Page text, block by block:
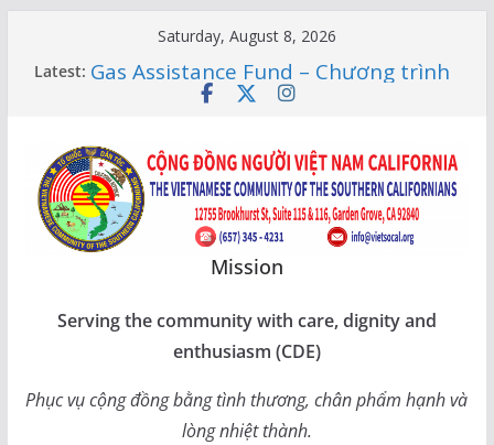
Saturday, August 8, 2026
Latest: Gas Assistance Fund – Chương trình
giúp đỡ tiền Socalgas
Citizenship Flashcard Apps – Ứng
Dụng Ôn Thi Quốc Tịch 2026
Human Rights Update in Vietnam
XUÂN SUNG TÚC – TẾT SẺ CHIA
CÙNG CÁC BẬC CAO NIÊN TẠI
Mission
Serving the community with care, dignity and
enthusiasm (CDE)
Phục vụ cộng đồng bằng tình thương, chân phẩm hạnh và
lòng nhiệt thành.